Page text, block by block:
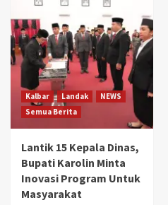
Kalbar Landak
NEWS
Semua Berita
Lantik 15 Kepala Dinas,
Bupati Karolin Minta
Inovasi Program Untuk
Masyarakat